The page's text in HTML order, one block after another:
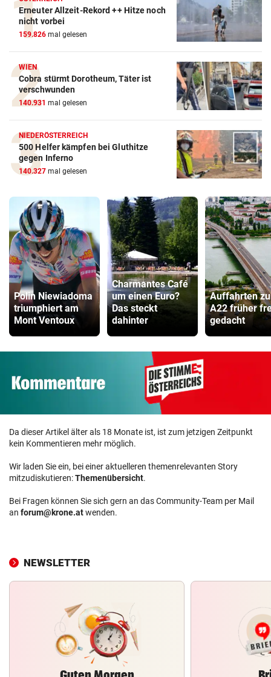
Erneuter Allzeit-Rekord ++ Hitze noch
nicht vorbei
159.826 mal gelesen
WIEN
Cobra stürmt Dorotheum, Täter ist
verschwunden
140.931 mal gelesen
NIEDERÖSTERREICH
500 Helfer kämpfen bei Gluthitze
gegen Inferno
140.327 mal gelesen
Polin Niewiadoma
triumphiert am
Mont Ventoux
Charmantes Café
um einen Euro?
Das steckt
dahinter
Auffahrten
A22 früher
gedacht
Da dieser Artikel älter als 18 Monate ist, ist zum jetzigen Zeitpunkt
kein Kommentieren mehr möglich.
Wir laden Sie ein, bei einer aktuelleren themenrelevanten Story
mitzudiskutieren:Themenübersicht.
Bei Fragen können Sie sich gern an das Community-Team per Mail
an forum@krone.atwenden.
NEWSLETTER